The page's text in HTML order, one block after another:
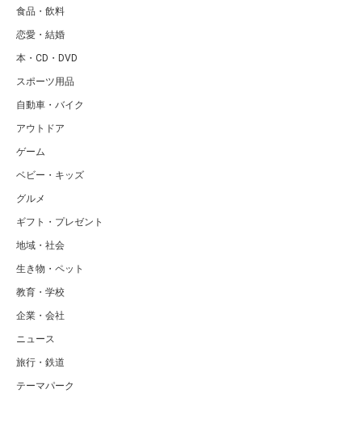
食品・飲料
恋愛・結婚
本・CD・DVD
スポーツ用品
自動車・バイク
アウトドア
ゲーム
ベビー・キッズ
グルメ
ギフト・プレゼント
地域・社会
生き物・ペット
教育・学校
企業・会社
ニュース
旅行・鉄道
テーマパーク